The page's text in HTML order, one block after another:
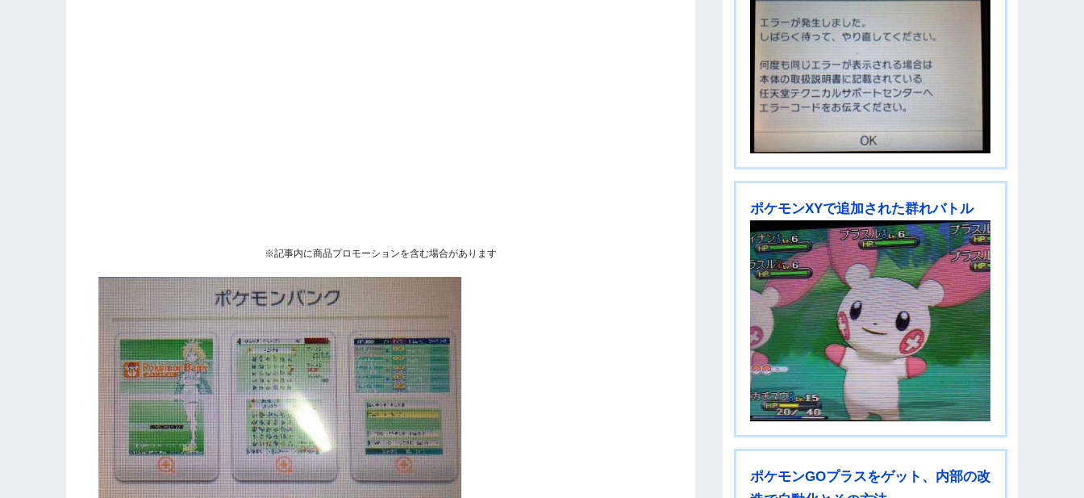
※記事内に商品プロモーションを含む場合があります
ポケモンXYで追加された群れバトル
ポケモンGOプラスをゲット、内部の改